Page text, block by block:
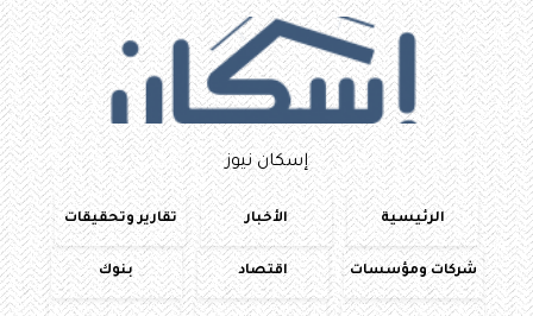
إسكان نيوز
الرئيسية الأخبار تقارير وتحقيقات
شركات ومؤسسات اقتصاد بنوك